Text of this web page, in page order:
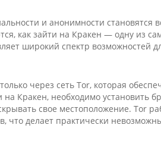
и анонимности становятся
как зайти на Кракен — одну из
широкий спектр возможностей
через сеть Tor, которая
Кракен, необходимо установить
свое местоположение. Tor
что делает практически